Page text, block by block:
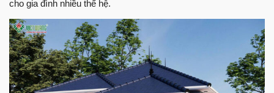
cho gia đình nhiều thế hệ.